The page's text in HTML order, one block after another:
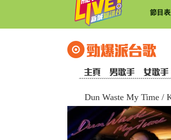
節目表
Dun Waste My Time /